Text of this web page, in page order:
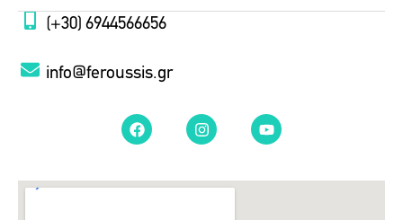
(+30) 6944566656
info@feroussis.gr